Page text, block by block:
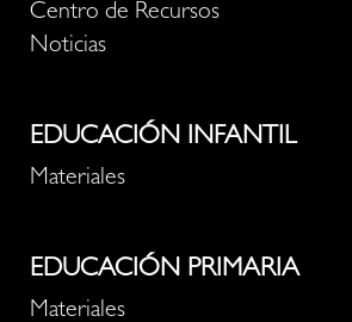
Centro de Recursos
Noticias
EDUCACIÓN INFANTIL
Materiales
EDUCACIÓN PRIMARIA
Materiales